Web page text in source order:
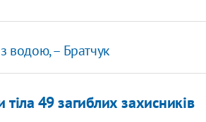
водою, – Братчук
49 загиблих захисників